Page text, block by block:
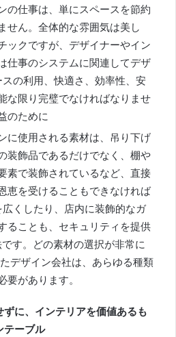
の仕事は、単にスペースを節約
せん。 全体的な雰囲気は美し
ックですが、デザイナーやイン
仕事のシステムに関連してデザ
スの利用、快適さ、効率性、安
な限り完璧でなければなりませ
のために
に使用される素材は、吊り下げ
装飾品であるだけでなく、棚や
素で装飾されているなど、直接
恵を受けることもできなければ
広くしたり、店内に装飾的なガ
ることも、セキュリティを提供
す。
どの素材の選択が非常に
デザイン会社は、あらゆる種類
要があります。
に、インテリアを価値あるも
テーブル